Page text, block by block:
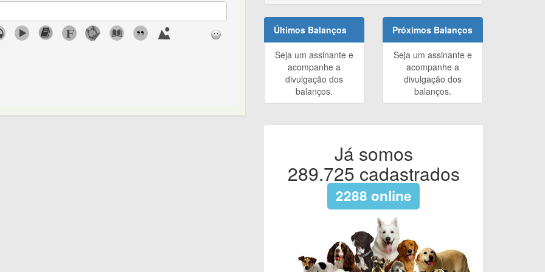
Últimos Balanços
Seja um assinante e
acompanhe a
divulgação dos
balanços.
Próximos Balanços
Seja um assinante e
acompanhe a
divulgação dos
balanços.
Já somos
289.725 cadastrados
2288 online